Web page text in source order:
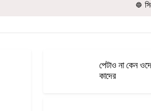
সিলেট
পেটাও না কেন
কাদের